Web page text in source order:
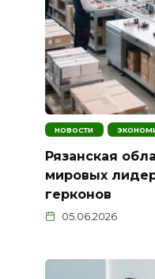
НОВОСТИ
Рязанская
мировых
герконов
05.06.2026